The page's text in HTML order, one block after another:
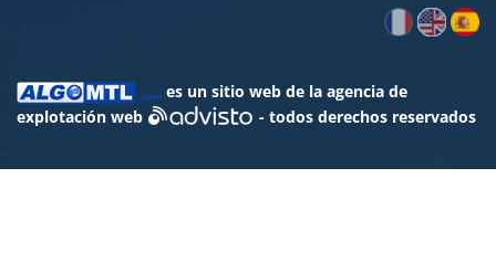
es un sitio web de la agencia de
explotación web
- todos derechos reservados